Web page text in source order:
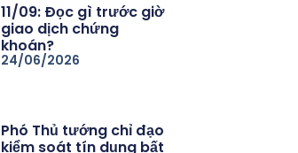
11/09: Đọc gì trước giờ
giao dịch chứng
khoán?
24/06/2026
Phó Thủ tướng chỉ đạo
kiểm soát tín dụng bất